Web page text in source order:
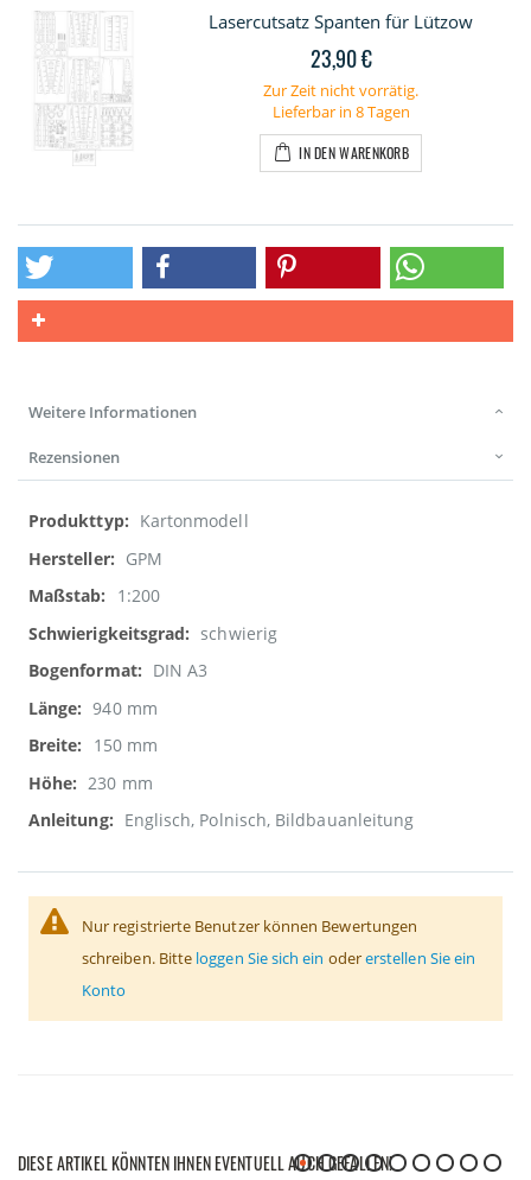
Lasercutsatz Spanten für Lützow
23,90 €
Zur Zeit nicht vorrätig.
Lieferbar in 8 Tagen
IN DEN WARENKORB
Weitere Informationen
Rezensionen
Weitere
Informationen
Kartonmodell
GPM
1:200
schwierig
DIN A3
940 mm
150 mm
230 mm
Englisch, Polnisch, Bildbauanleitung
Nur registrierte Benutzer können Bewertungen
schreiben. Bitte loggen Sie sich ein odererstellen Sie ein
Konto
DIESE ARTIKEL KÖNNTEN IHNEN EVENTUELL AUCH GEFALLEN!